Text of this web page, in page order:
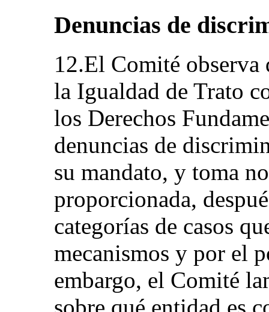
Denuncias de
12.El Comité observa
la Igualdad de Trato
los Derechos
denuncias de
su mandato, y toma
proporcionada,
categorías de casos
mecanismos y por el
embargo, el Comité